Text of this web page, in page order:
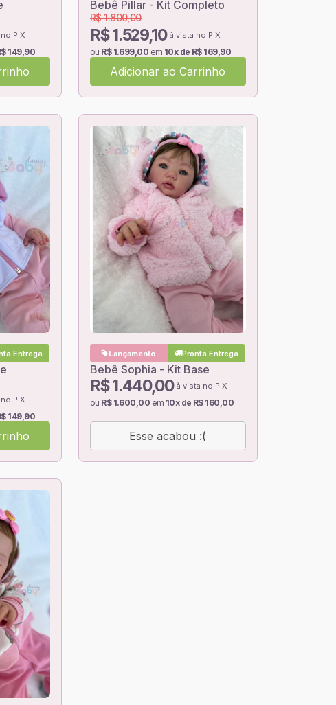
PIX
149,90
Bebê Pillar - Kit Completo
R$ 1.529,10 à vista no PIX
R$ 1.800,00
ou R$ 1.699,00 em 10x de R$ 169,90
Adicionar ao Carrinho
Entrega
PIX
149,90
Lançamento Pronta Entrega
Bebê Sophia - Kit Base
R$ 1.440,00 à vista no PIX
ou R$ 1.600,00 em 10x de R$ 160,00
Esse acabou :(